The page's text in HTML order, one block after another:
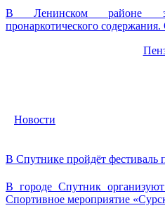
В Ленинском районе
пронаркотического
Новости
В Спутнике пройдёт фестиваль
В городе Спутник
Спортивное мероприятие